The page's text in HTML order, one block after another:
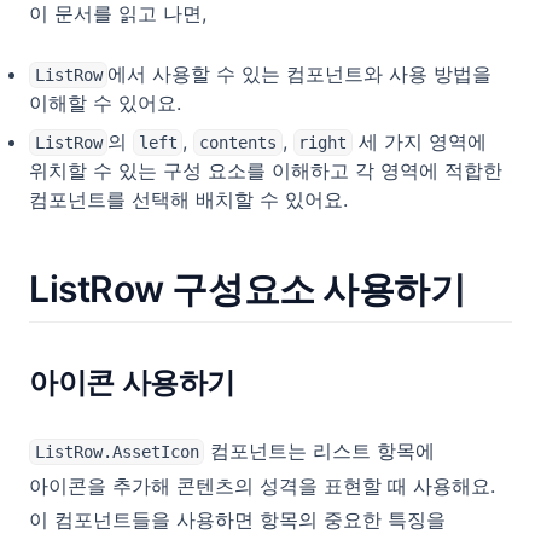
이 문서를 읽고 나면,
ListRow 에서 사용할 수 있는 컴포넌트와 사용 방법을
이해할 수 있어요.
ListRow 의 left , contents , right
세 가지 영역에
위치할 수 있는 구성 요소를 이해하고 각 영역에 적합한
컴포넌트를 선택해 배치할 수 있어요.
ListRow 구성요소 사용하기
아이콘 사용하기
ListRow.AssetIcon
컴포넌트는 리스트 항목에
아이콘을 추가해 콘텐츠의 성격을 표현할 때 사용해요.
이 컴포넌트들을 사용하면 항목의 중요한 특징을